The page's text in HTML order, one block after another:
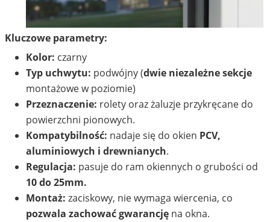
Kluczowe parametry:
Kolor: czarny
Typ uchwytu: podwójny (dwie niezależne sekcje
montażowe w poziomie)
Przeznaczenie: rolety oraz żaluzje przykręcane do
powierzchni pionowych.
Kompatybilność: nadaje się do okien PCV,
aluminiowych i drewnianych.
Regulacja: pasuje do ram okiennych o grubości od
10 do 25mm.
Montaż: zaciskowy, nie wymaga wiercenia, co
pozwala zachować gwarancję na okna.